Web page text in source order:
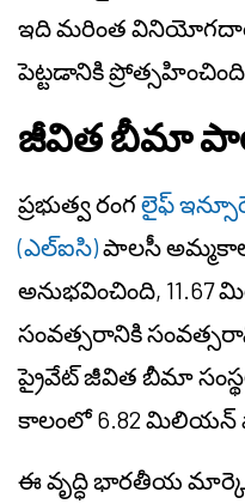
ఇది మరింత
పెట్టడానికి
జీవిత బీమా
ప్రభుత్వ రంగలైఫ్
(ఎల్‌ఐసి)పాలసీ
అనుభవించింది, 11.67
సంవత్సరానికి
ప్రైవేట్ జీవిత బీమా
కాలంలో 6.82
ఈ వృద్ధి భారతీయ